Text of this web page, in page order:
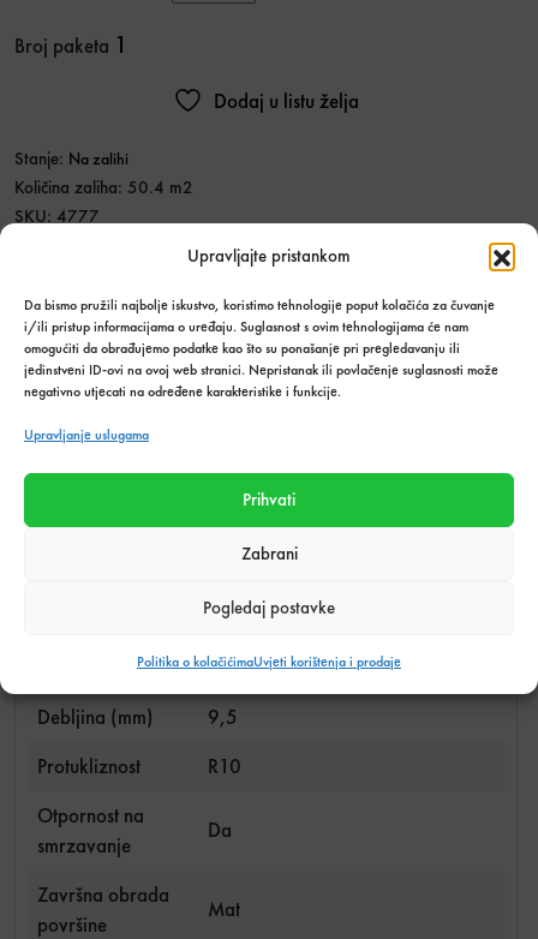
Upravljajte pristankom
Da bismo pružili najbolje iskustvo, koristimo tehnologije poput kolačića za čuvanje
i/ili pristup informacijama o uređaju. Suglasnost s ovim tehnologijama će nam
omogućiti da obrađujemo podatke kao što su ponašanje pri pregledavanju ili
jedinstveni ID-ovi na ovoj web stranici. Nepristanak ili povlačenje suglasnosti može
negativno utjecati na određene karakteristike i funkcije.
Upravljanje uslugama
Prihvati
Zabrani
Pogledaj postavke
Politika o kolačićimaUvjeti korištenja i prodaje
Broj paketa 1
Dodaj u listu želja
Stanje: Na zalihi
Količina zaliha: 50.4 m2
SKU: 4777
Pločice
Težina
28,224 kg
Gres Porculan
Retificiran
Dimenzija (cm)
60 x 60
Debljina (mm)
9,5
Protukliznost
R10
Otpornost na
smrzavanje
Da
Završna obrada
površine
Mat